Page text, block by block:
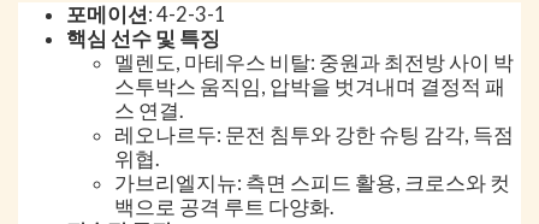
포메이션: 4-2-3-1
핵심 선수 및 특징
멜렌도, 마테우스 비탈: 중원과 최전방 사이 박
스투박스 움직임, 압박을 벗겨내며 결정적 패
스 연결.
레오나르두: 문전 침투와 강한 슈팅 감각, 득점
위협.
가브리엘지뉴: 측면 스피드 활용, 크로스와 컷
백으로 공격 루트 다양화.